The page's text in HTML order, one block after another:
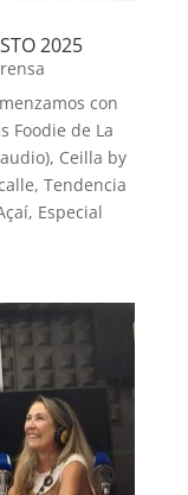
2025
con
Foodie de La
Ceilla by
Tendencia
Especial